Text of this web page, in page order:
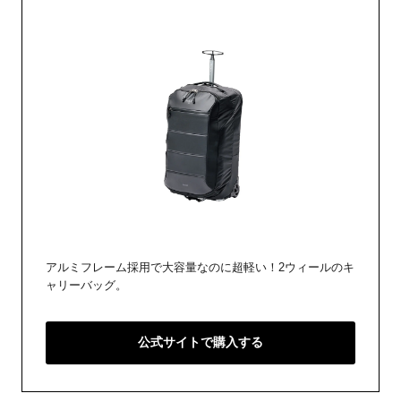
アルミフレーム採用で大容量なのに超軽い！2ウィールのキ
ャリーバッグ。
公式サイトで購入する